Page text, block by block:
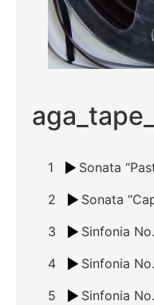
1 Sonata
2
3
4
5